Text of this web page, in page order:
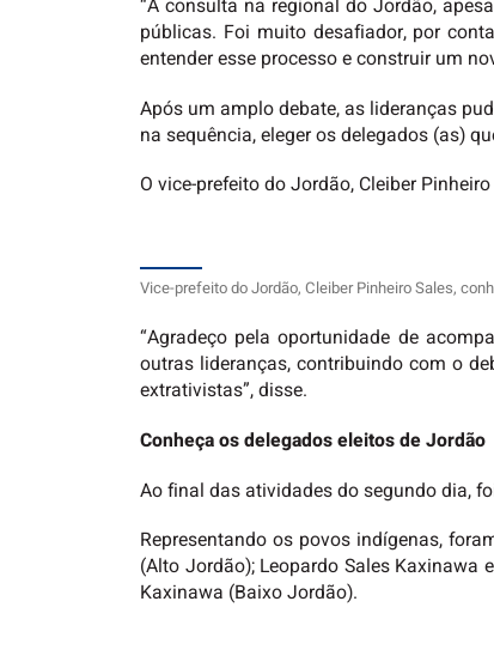
“A consulta na regional do Jordão,
públicas. Foi muito desafiador, por
entender esse processo e construir um
Após um amplo debate, as lideranças
na sequência, eleger os delegados (as)
O vice-prefeito do Jordão, Cleiber
Vice-prefeito do Jordão, Cleiber Pinheiro Sales,
“Agradeço pela oportunidade de
outras lideranças, contribuindo com o
extrativistas”, disse.
Conheça os delegados eleitos de Jordão
Ao final das atividades do segundo dia,
Representando os povos indígenas,
(Alto Jordão); Leopardo Sales Kaxinawa
Kaxinawa (Baixo Jordão).